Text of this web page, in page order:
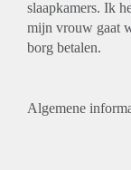
slaapkamers. Ik
mijn vrouw gaat
borg betalen.
Algemene